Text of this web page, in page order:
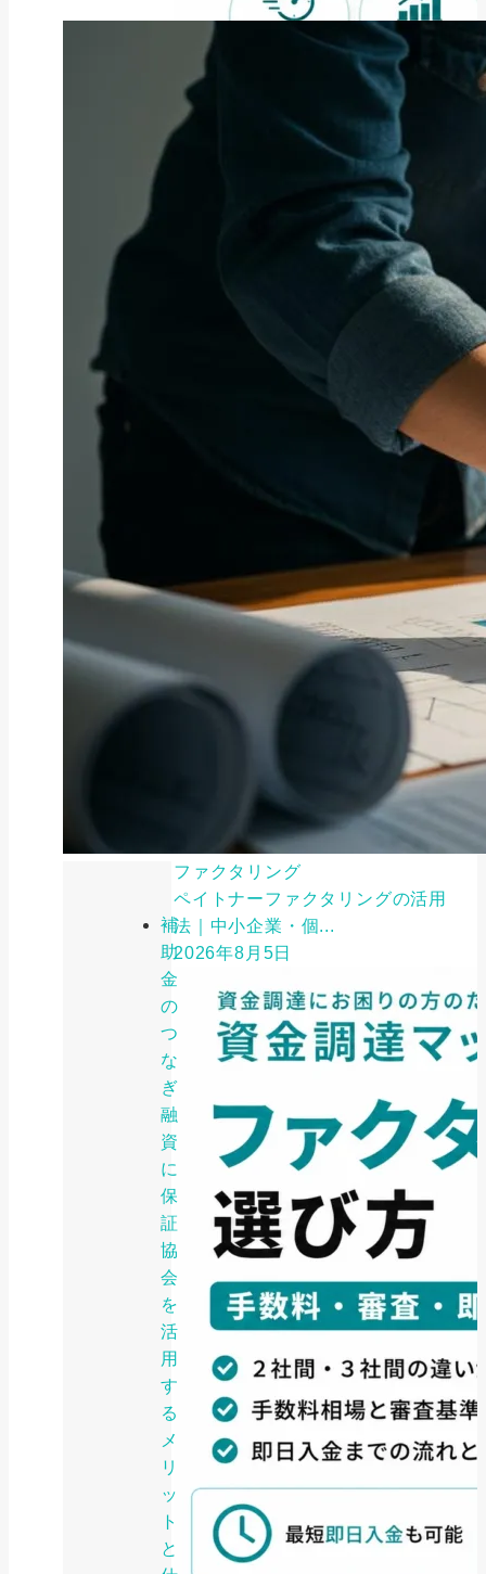
補
助
金
の
つ
な
ぎ
融
資
に
保
証
協
会
を
活
用
す
る
メ
リ
ッ
ト
と
ファクタリングとは？仕組み・メ
2026年8月6日
ファクタリング
ペイトナーファクタリングの活用
法｜中小企業・個...
2026年8月5日